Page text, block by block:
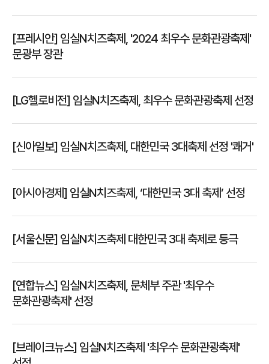
[프레시안] 임실N치즈축제, '2024 최우수 문화관광축제'
문광부 장관
[LG헬로비전] 임실N치즈축제, 최우수 문화관광축제 선정
[신아일보] 임실N치즈축제, 대한민국 3대축제 선정 '쾌거'
[아시아경제] 임실N치즈축제, ‘대한민국 3대 축제’ 선정
[서울신문] 임실N치즈축제 대한민국 3대 축제로 등극
[연합뉴스] 임실N치즈축제, 문체부 주관 '최우수
문화관광축제' 선정
[브레이크뉴스] 임실N치즈축제 '최우수 문화관광축제'